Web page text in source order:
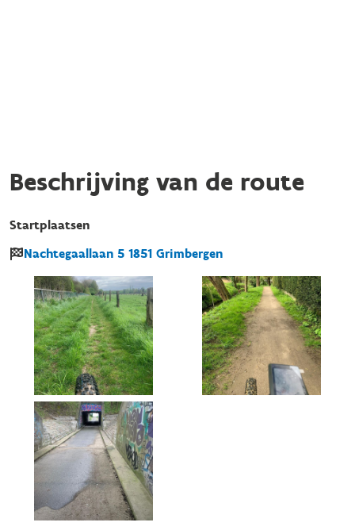
Beschrijving van de route
Startplaatsen
Nachtegaallaan 5 1851 Grimbergen